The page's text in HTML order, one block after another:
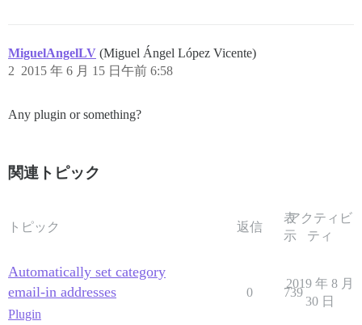
MiguelAngelLV (Miguel Ángel López Vicente)
2015 年 6 月 15 日午前 6:58
2
Any plugin or something?
関連トピック
トピック 返信
表
示
アクティビ
ティ
Automatically set category
email-in addresses
Plugin
0 739
2019 年 8 月
30 日